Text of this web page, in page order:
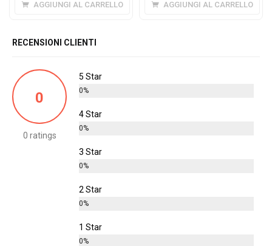
AGGIUNGI AL CARRELLO AGGIUNGI AL CARRELLO
RECENSIONI CLIENTI
0
0 ratings
5 Star
0%
4 Star
0%
3 Star
0%
2 Star
0%
1 Star
0%